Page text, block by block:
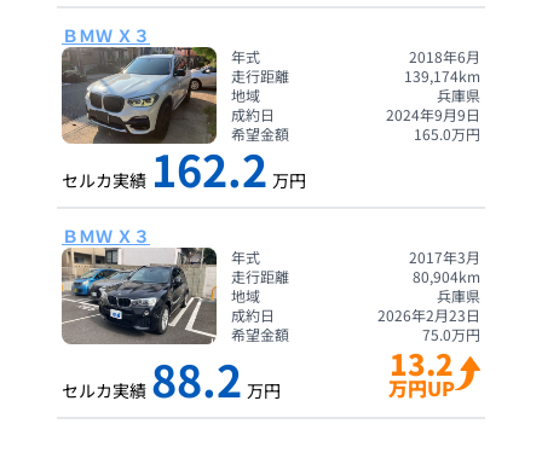
ＢＭＷ Ｘ３
年式
2018年6月
走行距離
139,174km
地域
兵庫県
成約日
2024年9月9日
希望金額
165.0万円
セルカ実績 162.2 万円
ＢＭＷ Ｘ３
年式
2017年3月
走行距離
80,904km
地域
兵庫県
成約日
2026年2月23日
希望金額
75.0万円
セルカ実績 88.2 万円
13.2
万円UP